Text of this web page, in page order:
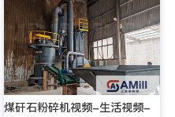
煤矸石粉碎机视频-生活视频-